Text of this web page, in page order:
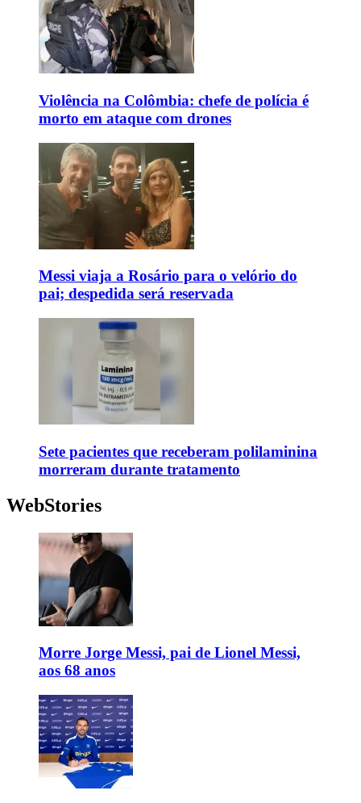
Violência na Colômbia: chefe de polícia é
morto em ataque com drones
Messi viaja a Rosário para o velório do
pai; despedida será reservada
Sete pacientes que receberam polilaminina
morreram durante tratamento
WebStories
Morre Jorge Messi, pai de Lionel Messi,
aos 68 anos